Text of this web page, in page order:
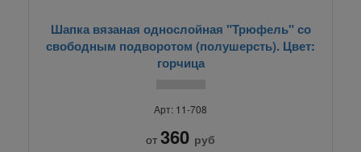
Шапка вязаная однослойная "Трюфель" со
свободным подворотом (полушерсть). Цвет:
горчица
Арт: 11-708
от 360 руб